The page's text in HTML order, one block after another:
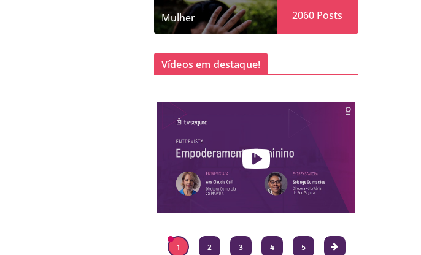
Mulher 2060 Posts
Vídeos em destaque!
1 2 3 4 5